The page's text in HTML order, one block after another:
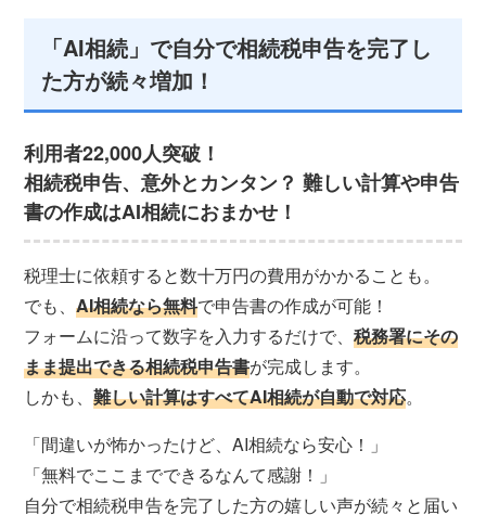
「AI相続」で自分で相続税申告を完了し
た方が続々増加！
利用者22,000人突破！
相続税申告、意外とカンタン？ 難しい計算や申告
書の作成はAI相続におまかせ！
税理士に依頼すると数十万円の費用がかかることも。
でも、AI相続なら無料で申告書の作成が可能！
フォームに沿って数字を入力するだけで、税務署にその
まま提出できる相続税申告書が完成します。
しかも、難しい計算はすべてAI相続が自動で対応。
「間違いが怖かったけど、AI相続なら安心！」
「無料でここまでできるなんて感謝！」
自分で相続税申告を完了した方の嬉しい声が続々と届い